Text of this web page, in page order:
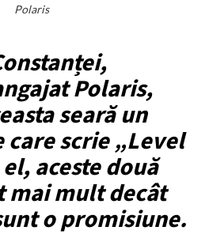
Polaris
Polaris,
seară un
scrie „Level
aceste două
mai mult decât
o promisiune.